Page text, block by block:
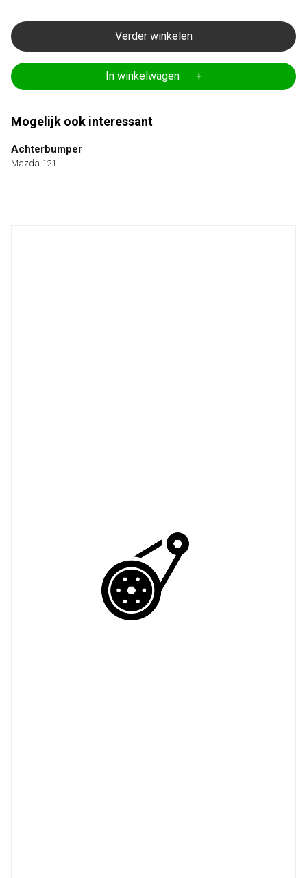
Verder winkelen
In winkelwagen +
Mogelijk ook interessant
Achterbumper
Mazda 121